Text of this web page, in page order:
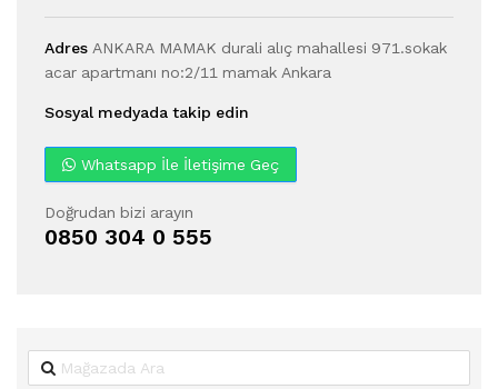
Adres ANKARA MAMAK durali alıç mahallesi 971.sokak
acar apartmanı no:2/11 mamak Ankara
Sosyal medyada takip edin
Whatsapp İle İletişime Geç
Doğrudan bizi arayın
0850 304 0 555